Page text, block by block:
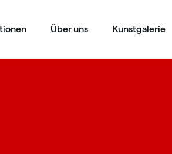
Über uns Kunstgalerie